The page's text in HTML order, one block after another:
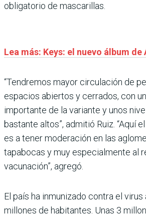
obligatorio de mascarillas.
Lea más: Keys: el nuevo álbum de
“Tendremos mayor circulación de
espacios abiertos y cerrados, con
importante de la variante y unos
bastante altos”, admitió Ruiz. “Aquí
es a tener moderación en las
tapabocas y muy especialmente al
vacunación”, agregó.
El país ha inmunizado contra el virus
millones de habitantes. Unas 3